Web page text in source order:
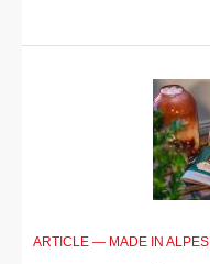
ARTICLE — MADE IN ALPES